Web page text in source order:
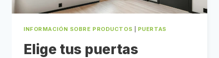
INFORMACIÓN SOBRE PRODUCTOS PUERTAS
Elige tus puertas